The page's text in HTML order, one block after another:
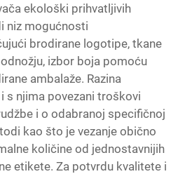
ekološki prihvatljivih
niz mogućnosti
brodirane logotipe, tkane
izbor boja pomoću
ambalaže. Razina
s njima povezani troškovi
i o odabranoj specifičnoj
kao što je vezanje obično
količine od jednostavnijih
etikete. Za potvrdu kvalitete i